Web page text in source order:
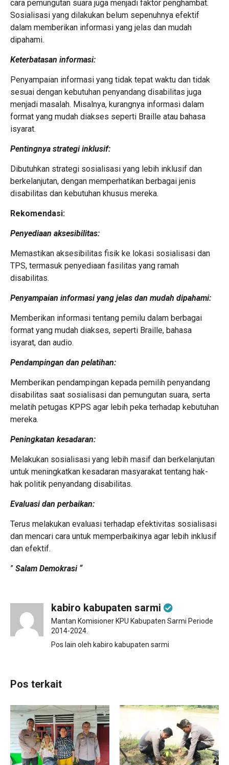
cara pemungutan suara juga menjadi faktor penghambat.
Sosialisasi yang dilakukan belum sepenuhnya efektif
dalam memberikan informasi yang jelas dan mudah
dipahami.
Keterbatasan informasi:
Penyampaian informasi yang tidak tepat waktu dan tidak
sesuai dengan kebutuhan penyandang disabilitas juga
menjadi masalah. Misalnya, kurangnya informasi dalam
format yang mudah diakses seperti Braille atau bahasa
isyarat.
Pentingnya strategi inklusif:
Dibutuhkan strategi sosialisasi yang lebih inklusif dan
berkelanjutan, dengan memperhatikan berbagai jenis
disabilitas dan kebutuhan khusus mereka.
Rekomendasi:
Penyediaan aksesibilitas:
Memastikan aksesibilitas fisik ke lokasi sosialisasi dan
TPS, termasuk penyediaan fasilitas yang ramah
disabilitas.
Penyampaian informasi yang jelas dan mudah dipahami:
Memberikan informasi tentang pemilu dalam berbagai
format yang mudah diakses, seperti Braille, bahasa
isyarat, dan audio.
Pendampingan dan pelatihan:
Memberikan pendampingan kepada pemilih penyandang
disabilitas saat sosialisasi dan pemungutan suara, serta
melatih petugas KPPS agar lebih peka terhadap kebutuhan
mereka.
Peningkatan kesadaran:
Melakukan sosialisasi yang lebih masif dan berkelanjutan
untuk meningkatkan kesadaran masyarakat tentang hak-
hak politik penyandang disabilitas.
Evaluasi dan perbaikan:
Terus melakukan evaluasi terhadap efektivitas sosialisasi
dan mencari cara untuk memperbaikinya agar lebih inklusif
dan efektif.
” Salam Demokrasi “
kabiro kabupaten sarmi
Mantan Komisioner KPU Kabupaten Sarmi Periode
2014-2024.
Pos lain oleh kabiro kabupaten sarmi
Pos terkait